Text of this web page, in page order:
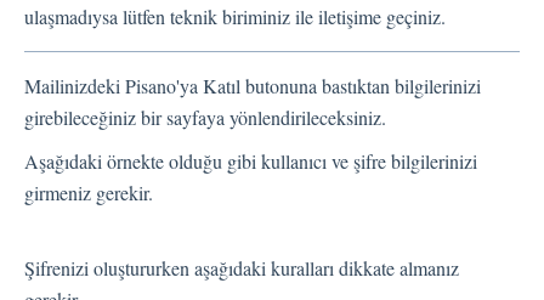
Kanallar
Link Kanalı
SMS Kanalı
Kiosk Kanalı
E-Posta Kanalı
ulaşmadıysa lütfen teknik biriminiz ile iletişime geçiniz.
Mailinizdeki Pisano'ya Katıl butonuna bastıktan bilgilerinizi
girebileceğiniz bir sayfaya yönlendirileceksiniz.
Aşağıdaki örnekte olduğu gibi kullanıcı ve şifre bilgilerinizi
girmeniz gerekir.
Şifrenizi oluştururken aşağıdaki kuralları dikkate almanız